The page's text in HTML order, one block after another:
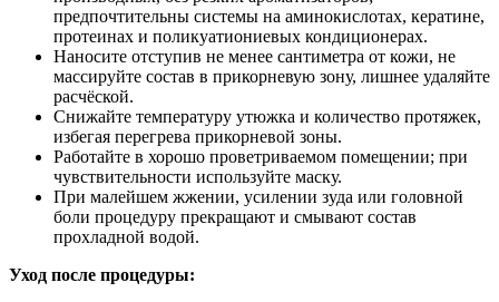
предпочтительны системы на аминокислотах, кератине,
протеинах и поликуатиониевых кондиционерах.
Наносите отступив не менее сантиметра от кожи, не
массируйте состав в прикорневую зону, лишнее удаляйте
расчёской.
Снижайте температуру утюжка и количество протяжек,
избегая перегрева прикорневой зоны.
Работайте в хорошо проветриваемом помещении; при
чувствительности используйте маску.
При малейшем жжении, усилении зуда или головной
боли процедуру прекращают и смывают состав
прохладной водой.
Уход после процедуры: